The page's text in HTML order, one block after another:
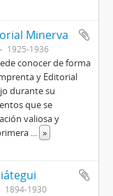
Minerva
1925-1936
conocer de forma
y Editorial
durante su
que se
valiosa y
... »
1894-1930